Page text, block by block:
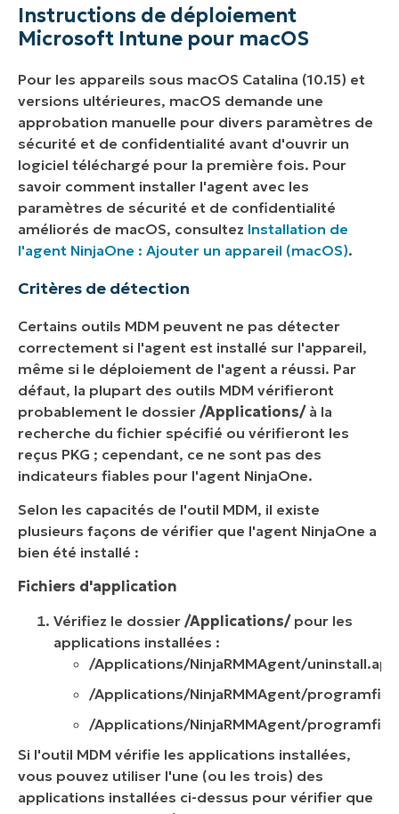
Instructions de déploiement
Microsoft Intune pour macOS
Pour les appareils sous macOS Catalina (10.15) et
versions ultérieures, macOS demande une
approbation manuelle pour divers paramètres de
sécurité et de confidentialité avant d'ouvrir un
logiciel téléchargé pour la première fois. Pour
savoir comment installer l'agent avec les
paramètres de sécurité et de confidentialité
améliorés de macOS, consultez Installation de
l'agent NinjaOne : Ajouter un appareil (macOS).
Critères de détection
Certains outils MDM peuvent ne pas détecter
correctement si l'agent est installé sur l'appareil,
même si le déploiement de l'agent a réussi. Par
défaut, la plupart des outils MDM vérifieront
probablement le dossier /Applications/à la
recherche du fichier spécifié ou vérifieront les
reçus PKG ; cependant, ce ne sont pas des
indicateurs fiables pour l'agent NinjaOne.
Selon les capacités de l'outil MDM, il existe
plusieurs façons de vérifier que l'agent NinjaOne a
bien été installé :
Fichiers d'application
Vérifiez le dossier /Applications/pour les
applications installées :
/Applications/NinjaRMMAgent/uninstall.app
/Applications/NinjaRMMAgent/
/Applications/NinjaRMMAgent/
Si l'outil MDM vérifie les applications installées,
vous pouvez utiliser l'une (ou les trois) des
applications installées ci-dessus pour vérifier que